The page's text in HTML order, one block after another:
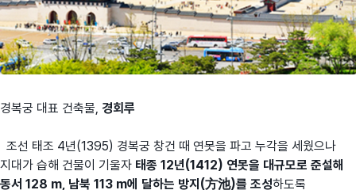
경복궁 대표 건축물, 경회루
조선 태조 4년(1395) 경복궁 창건 때 연못을 파고 누각을 세웠으나
지대가 습해 건물이 기울자 태종 12년(1412) 연못을 대규모로 준설해
동서 128 m, 남북 113 m에 달하는 방지(方池)를 조성하도록